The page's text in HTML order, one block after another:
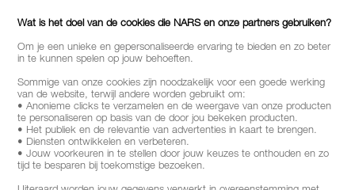
Wat is het doel van de cookies die NARS en onze partners gebruiken?
Om je een unieke en gepersonaliseerde ervaring te bieden en zo beter
in te kunnen spelen op jouw behoeften.
Sommige van onze cookies zijn noodzakelijk voor een goede werking
van de website, terwijl andere worden gebruikt om:
• Anonieme clicks te verzamelen en de weergave van onze producten
te personaliseren op basis van de door jou bekeken producten.
• Het publiek en de relevantie van advertenties in kaart te brengen.
• Diensten ontwikkelen en verbeteren.
• Jouw voorkeuren in te stellen door jouw keuzes te onthouden en zo
tijd te besparen bij toekomstige bezoeken.